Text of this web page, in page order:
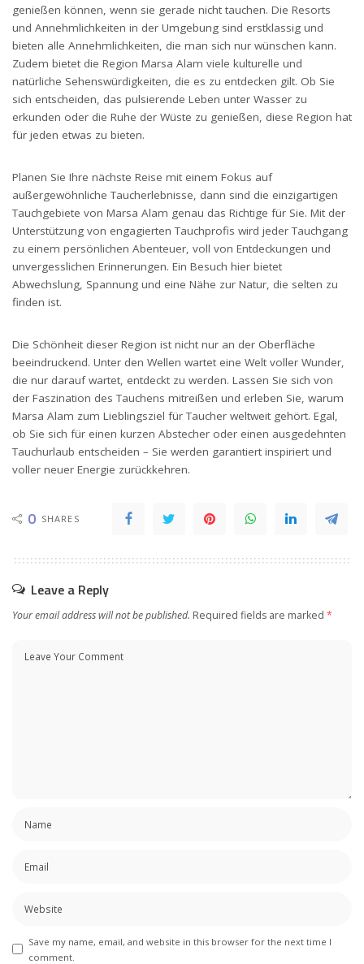
genießen können, wenn sie gerade nicht tauchen. Die Resorts
und Annehmlichkeiten in der Umgebung sind erstklassig und
bieten alle Annehmlichkeiten, die man sich nur wünschen kann.
Zudem bietet die Region Marsa Alam viele kulturelle und
natürliche Sehenswürdigkeiten, die es zu entdecken gilt. Ob Sie
sich entscheiden, das pulsierende Leben unter Wasser zu
erkunden oder die Ruhe der Wüste zu genießen, diese Region hat
für jeden etwas zu bieten.
Planen Sie Ihre nächste Reise mit einem Fokus auf
außergewöhnliche Taucherlebnisse, dann sind die einzigartigen
Tauchgebiete von Marsa Alam genau das Richtige für Sie. Mit der
Unterstützung von engagierten Tauchprofis wird jeder Tauchgang
zu einem persönlichen Abenteuer, voll von Entdeckungen und
unvergesslichen Erinnerungen. Ein Besuch hier bietet
Abwechslung, Spannung und eine Nähe zur Natur, die selten zu
finden ist.
Die Schönheit dieser Region ist nicht nur an der Oberfläche
beeindruckend. Unter den Wellen wartet eine Welt voller Wunder,
die nur darauf wartet, entdeckt zu werden. Lassen Sie sich von
der Faszination des Tauchens mitreißen und erleben Sie, warum
Marsa Alam zum Lieblingsziel für Taucher weltweit gehört. Egal,
ob Sie sich für einen kurzen Abstecher oder einen ausgedehnten
Tauchurlaub entscheiden – Sie werden garantiert inspiriert und
voller neuer Energie zurückkehren.
0 SHARES
Leave a Reply
Your email address will not be published. Required fields are marked *
Save my name, email, and website in this browser for the next time I
comment.